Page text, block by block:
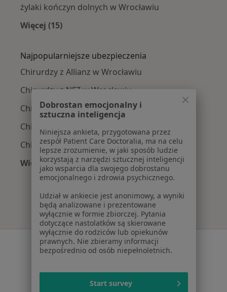
żylaki kończyn dolnych w Wrocławiu
Więcej (15)
Najpopularniejsze ubezpieczenia
Chirurdzy z Allianz w Wrocławiu
Chirurdzy z NFZ w Wrocławiu
Chirurdzy z Medicover w Wrocławiu
Chirurdzy z POLMED w Wrocławiu
Chirurdzy z INTER Polska w Wrocławiu
Więcej (3)
Więcej w kategorii: Najpopularniejsze
Serwis
Polityka prywatności pacjentów
Polityka prywatności profesjonalistów
Dobrostan emocjonalny i
sztuczna inteligencja
Niniejsza ankieta, przygotowana przez
zespół Patient Care Doctoralia, ma na celu
lepsze zrozumienie, w jaki sposób ludzie
korzystają z narzędzi sztucznej inteligencji
jako wsparcia dla swojego dobrostanu
emocjonalnego i zdrowia psychicznego.
Udział w ankiecie jest anonimowy, a wyniki
będą analizowane i prezentowane
wyłącznie w formie zbiorczej. Pytania
dotyczące nastolatków są skierowane
wyłącznie do rodziców lub opiekunów
prawnych. Nie zbieramy informacji
bezpośrednio od osób niepełnoletnich.
Start survey